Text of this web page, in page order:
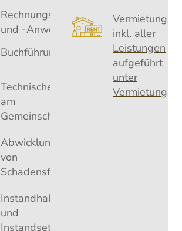
Rechnungskontrolle
und -Anweisung
Buchführung
Technische Kontrollen
am
Gemeinschaftseigentum
Abwicklung
von
Schadensfällen
Instandhaltung
und
Instandsetzung
Vermietung
inkl. aller
Leistungen
aufgeführt
unter
Vermietung